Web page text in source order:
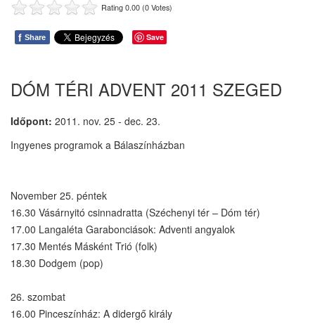
Rating 0.00 (0 Votes)
f Share Save
DÓM TÉRI ADVENT 2011 SZEGED
Időpont: 2011. nov. 25 - dec. 23.
Ingyenes programok a Bálaszínházban
November 25. péntek
16.30 Vásárnyitó csinnadratta (Széchenyi tér – Dóm tér)
17.00 Langaléta Garabonciások: Adventi angyalok
17.30 Mentés Másként Trió (folk)
18.30 Dodgem (pop)
26. szombat
16.00 Pinceszínház: A didergő király